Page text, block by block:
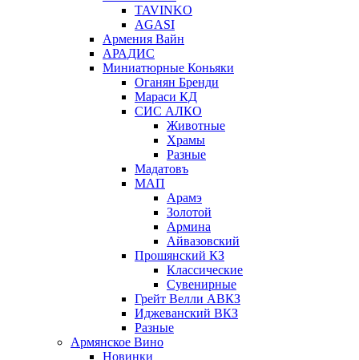
TAVINKO
AGASI
Армения Вайн
АРАДИС
Миниатюрные Коньяки
Оганян Бренди
Мараси КД
СИС АЛКО
Животные
Храмы
Разные
Мадатовъ
МАП
Арамэ
Золотой
Армина
Айвазовский
Прошянский КЗ
Классические
Сувенирные
Грейт Велли АВКЗ
Иджеванский ВКЗ
Разные
Армянское Вино
Новинки